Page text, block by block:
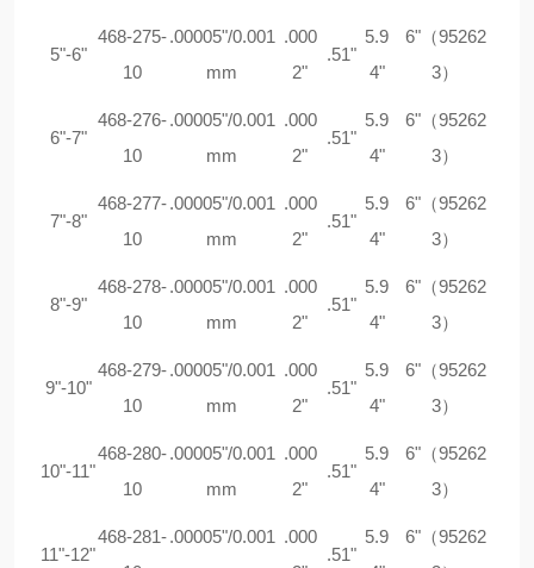
5"-6"
468-275-
10
.00005"/0.001
mm
.000
2"
.51"
5.9
4"
6"（95262
3）
6"-7"
468-276-
10
.00005"/0.001
mm
.000
2"
.51"
5.9
4"
6"（95262
3）
7"-8"
468-277-
10
.00005"/0.001
mm
.000
2"
.51"
5.9
4"
6"（95262
3）
8"-9"
468-278-
10
.00005"/0.001
mm
.000
2"
.51"
5.9
4"
6"（95262
3）
9"-10"
468-279-
10
.00005"/0.001
mm
.000
2"
.51"
5.9
4"
6"（95262
3）
10"-11"
468-280-
10
.00005"/0.001
mm
.000
2"
.51"
5.9
4"
6"（95262
3）
11"-12"
468-281-.00005"/0.001 .000
.51"
5.9
6"（95262